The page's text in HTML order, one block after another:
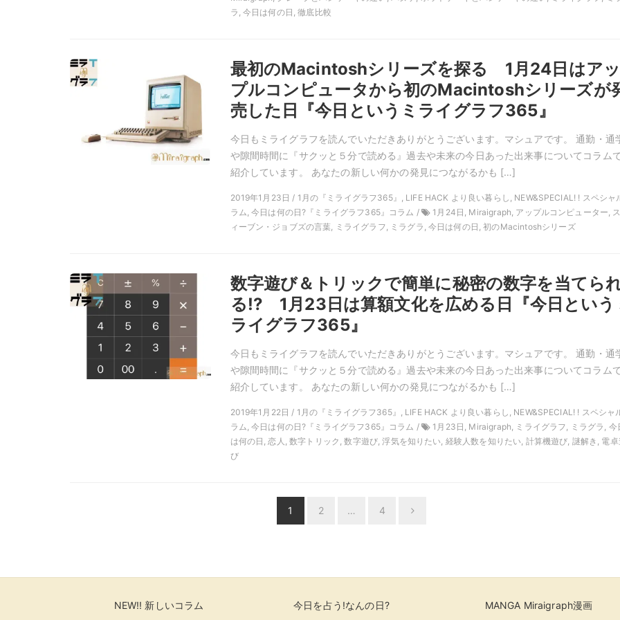
ラ, 今日は何の日, 徹底比較
最初のMacintoshシリーズを探る 1月24日はアッ
プルコンピュータから初のMacintoshシリーズが
売した日『今日というミライグラフ365』
今日もミライグラフを読んでいただきありがとうございます。マシュアです。 通勤・通
や隙間時間に『サクッと５分で読める』過去や未来の今日あった出来事についてコラム
紹介しています。 あなたの新しい何かの発見につながるかも […]
2019年1月23日 / 1月の『ミライグラフ365』, LIFE HACK より良い暮らし, NEW&SPECIAL! ! スペシャ
ラム, 今日は何の日?『ミライグラフ365』コラム /
1月24日, Miraigraph, アップルコンピューター,
ィーブン・ジョブズの言葉, ミライグラフ, ミラグラ, 今日は何の日, 初のMacintoshシリーズ
数字遊び＆トリックで簡単に秘密の数字を当てら
る!? 1月23日は算額文化を広める日『今日という
ライグラフ365』
今日もミライグラフを読んでいただきありがとうございます。マシュアです。 通勤・通
や隙間時間に『サクッと５分で読める』過去や未来の今日あった出来事についてコラム
紹介しています。 あなたの新しい何かの発見につながるかも […]
2019年1月22日 / 1月の『ミライグラフ365』, LIFE HACK より良い暮らし, NEW&SPECIAL! ! スペシャ
ラム, 今日は何の日?『ミライグラフ365』コラム /
1月23日, Miraigraph, ミライグラフ, ミラグラ, 今
は何の日, 恋人, 数字トリック, 数字遊び, 浮気を知りたい, 経験人数を知りたい, 計算機遊び, 謎解き, 電卓
び
稿
1 2 … 4 Next
NEW!! 新しいコラム 今日を占う!なんの日? MANGA Miraigraph漫画